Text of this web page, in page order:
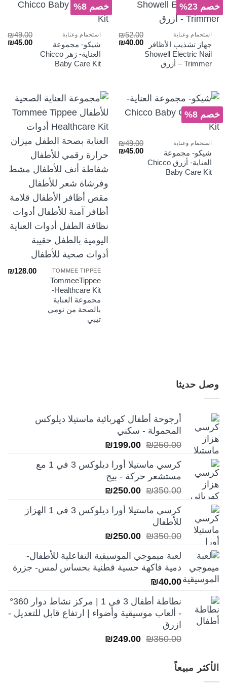
خصم 23%
استحمام وعناية
جهاز تشذيب الأظافر
Showell Electric Nail
Trimmer – أزرق
₪52.00
السعر₪40.00
الحالي
خصم 8%
استحمام وعناية
شيكو- مجموعة
العناية- زهر Chicco
Baby Care Kit
₪49.00
السعر₪45.00
خصم 8%
استحمام وعناية
شيكو- مجموعة
العناية- أزرق Chicco
Baby Care Kit
₪49.00
السعر₪45.00
الحالي
TOMMEE TIPPEE
TommeeTippee
Healthcare Kit-
مجموعة العناية
بالصحة من تومي
تيبي
₪128.00
وصل حديثا
أرجوحة أطفال كهربائية ماستيلا ديلوكس
المحمولة - سكني
₪250.00
السعر
هو:
₪250.00.
₪199.00
هو:
كرسي ماستيلا أورا ديلوكس 3 في 1 مع
مستشعر حركة - بيج
₪350.00
السعر
هو:
₪250.00
هو:
كرسي ماستيلا أورا ديلوكس 3 في 1 الهزاز
للأطفال
₪350.00
السعر
هو:
₪350.00.
₪250.00
هو:
₪250.00.
لعبة ميموجي الموسيقية التفاعلية للأطفال-
دمية فاكهة حسية قطنية بحساس لمس- جزرة
₪40.00
نطاطة أطفال 3 في 1 | مركز نشاط دوار 360°
- ألعاب موسيقية وأضواء | ارتفاع قابل للتعديل -
ازرق
₪350.00
السعر ₪249.00
الأكثر مبيعاً